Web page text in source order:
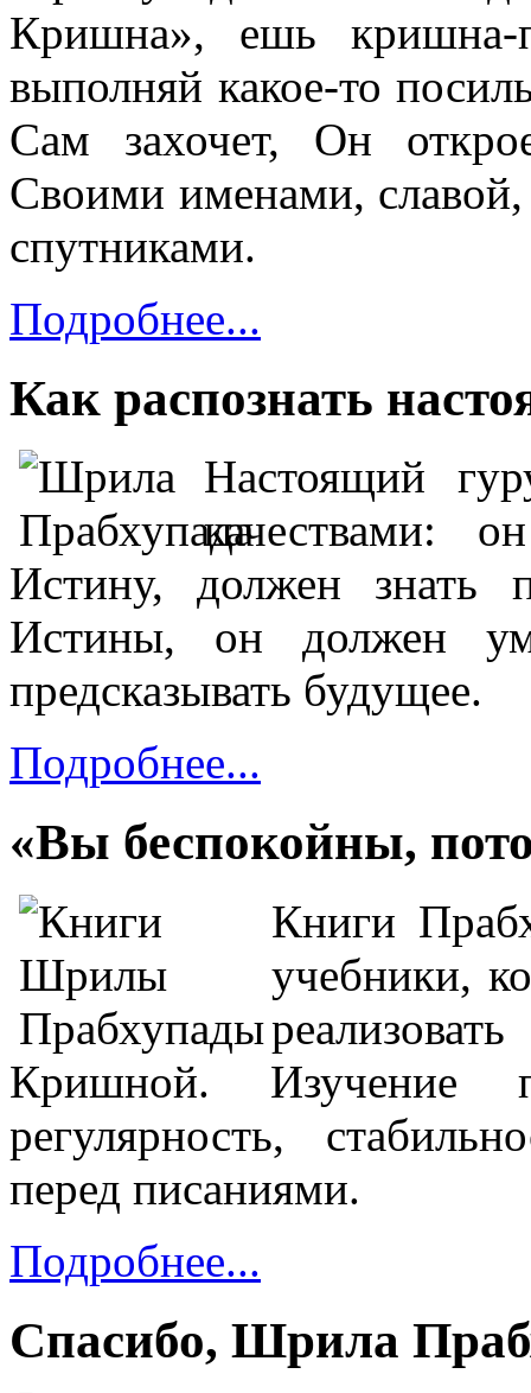
Кришна», ешь кришна-
выполняй какое-то
Сам захочет, Он
Своими именами,
спутниками.
Подробнее...
Как распознать
Настоящий
качествами:
Истину, должен знать
Истины, он должен
предсказывать будущее.
Подробнее...
«Вы беспокойны,
Книги
учебники,
Кришной. Изучение
регулярность,
перед писаниями.
Подробнее...
Спасибо, Шрила